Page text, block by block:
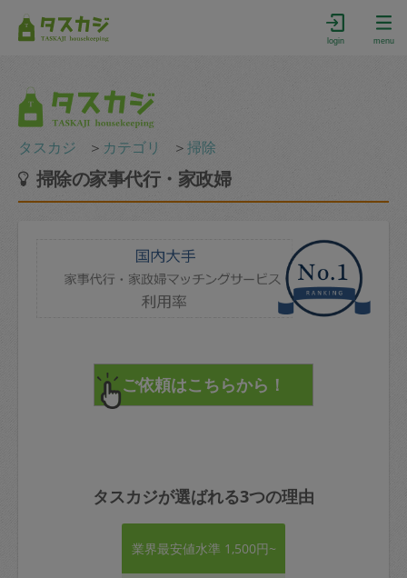
login menu
タスカジ ＞ カテゴリ ＞掃除
掃除の家事代行・家政婦
タスカジが選ばれる3つの理由
業界最安値水準 1,500円~